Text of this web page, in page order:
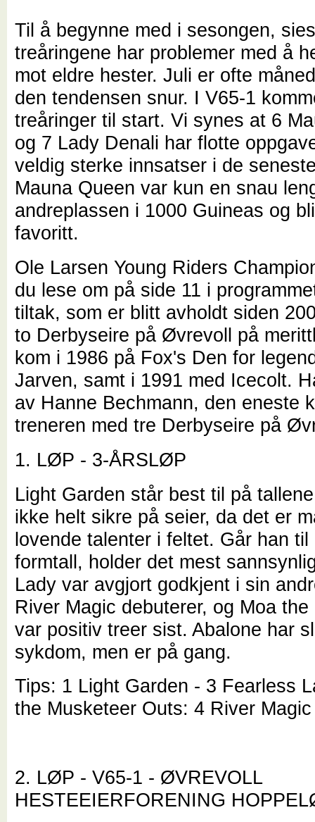
Til å begynne med i sesongen,
treåringene har problemer med å
mot eldre hester. Juli er ofte
den tendensen snur. I V65-1
treåringer til start. Vi synes at 6
og 7 Lady Denali har flotte
veldig sterke innsatser i de
Mauna Queen var kun en snau
andreplassen i 1000 Guineas og
favoritt.
Ole Larsen Young Riders
du lese om på side 11 i
tiltak, som er blitt avholdt siden
to Derbyseire på Øvrevoll på
kom i 1986 på Fox's Den for
Jarven, samt i 1991 med Icecolt.
av Hanne Bechmann, den eneste
treneren med tre Derbyseire på
1. LØP - 3-ÅRSLØP
Light Garden står best til på
ikke helt sikre på seier, da det er
lovende talenter i feltet. Går han til
formtall, holder det mest
Lady var avgjort godkjent i sin
River Magic debuterer, og Moa
var positiv treer sist. Abalone har
sykdom, men er på gang.
Tips: 1 Light Garden - 3 Fearless
the Musketeer Outs: 4 River Magic
2. LØP - V65-1 - ØVREVOLL
HESTEEIERFORENING